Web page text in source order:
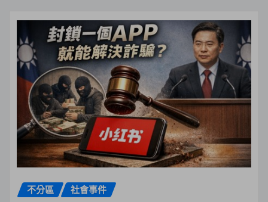
不分區 社會事件